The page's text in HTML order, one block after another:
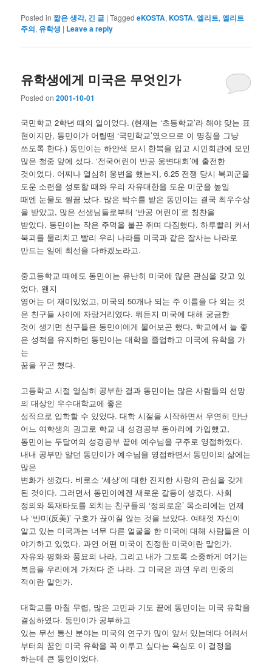
Posted in 짧은 생각, 긴 글 |Tagged eKOSTA,KOSTA,엘리트,엘리트
주의, 유학생 | Leave a reply
유학생에게 미국은 무엇인가
Posted on2001-10-01
국민학교 2학년 때의 일이었다. (현재는 ‘초등학교’라 해야 맞는 표
현이지만, 동민이가 어릴땐 ‘국민학교’였으므로 이 명칭을 그냥
쓰도록 한다.) 동민이는 하얀색 모시 한복을 입고 시민회관에 모인
많은 청중 앞에 섰다. ‘전국어린이 반공 웅변대회’에 출전한
것이었다. 어찌나 열심히 웅변을 했는지, 6.25 전쟁 당시 북괴군을
도운 소련을 성토할 때와 우리 자유대한을 도운 미군을 높일
때엔 눈물도 찔끔 났다. 많은 박수를 받은 동민이는 결국 최우수상
을 받았고, 많은 선생님들로부터 ‘반공 어린이’로 칭찬을
받았다. 동민이는 작은 주먹을 불끈 쥐며 다짐했다. 하루빨리 커서
북괴를 물리치고 빨리 우리 나라를 미국과 같은 잘사는 나라로
만드는 일에 최선을 다하겠노라고.
중고등학교 때에도 동민이는 유난히 미국에 많은 관심을 갖고 있
었다. 왠지
영어는 더 재미있었고, 미국의 50개나 되는 주 이름을 다 외는 것
은 친구들 사이에 자랑거리였다. 뭐든지 미국에 대해 궁금한
것이 생기면 친구들은 동민이에게 물어보곤 했다. 학교에서 늘 좋
은 성적을 유지하던 동민이는 대학을 졸업하고 미국에 유학을 가
는
꿈을 꾸곤 했다.
고등학교 시절 열심히 공부한 결과 동민이는 많은 사람들의 선망
의 대상인 우수대학교에 좋은
성적으로 입학할 수 있었다. 대학 시절을 시작하면서 우연히 만난
어느 여학생의 권고로 학교 내 성경공부 동아리에 가입했고,
동민이는 두달여의 성경공부 끝에 예수님을 구주로 영접하였다.
내내 공부만 알던 동민이가 예수님을 영접하면서 동민이의 삶에는
많은
변화가 생겼다. 비로소 ‘세상’에 대한 진지한 사랑의 관심을 갖게
된 것이다. 그러면서 동민이에겐 새로운 갈등이 생겼다. 사회
정의와 독재타도를 외치는 친구들의 ‘정의로운’ 목소리에는 언제
나 ‘반미(反美)’ 구호가 끊이질 않는 것을 보았다. 여태껏 자신이
알고 있는 미국과는 너무 다른 얼굴을 한 미국에 대해 사람들은 이
야기하고 있었다. 과연 어떤 미국이 진정한 미국이란 말인가.
자유와 평화와 풍요의 나라, 그리고 내가 그토록 소중하게 여기는
복음을 우리에게 가져다 준 나라. 그 미국은 과연 우리 민중의
적이란 말인가.
대학교를 마칠 무렵, 많은 고민과 기도 끝에 동민이는 미국 유학을
결심하였다. 동민이가 공부하고
있는 무선 통신 분야는 미국의 연구가 많이 앞서 있는데다 어려서
부터의 꿈인 미국 유학을 꼭 이루고 싶다는 욕심도 이 결정을
하는데 큰 동인이었다.